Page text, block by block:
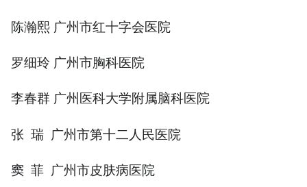
陈瀚熙 广州市红十字会医院
罗细玲 广州市胸科医院
李春群 广州医科大学附属脑科医院
张 瑞 广州市第十二人民医院
窦 菲 广州市皮肤病医院